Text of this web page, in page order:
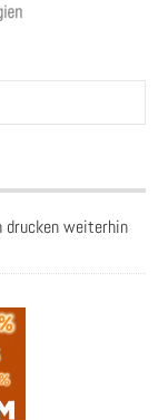
drucken weiterhin